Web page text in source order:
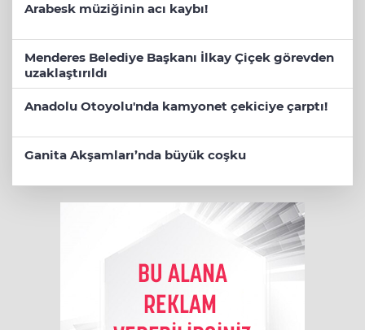
Arabesk müziğinin acı kaybı!
Menderes Belediye Başkanı İlkay Çiçek görevden
uzaklaştırıldı
Anadolu Otoyolu'nda kamyonet çekiciye çarptı!
Ganita Akşamları’nda büyük coşku